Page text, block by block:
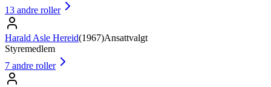
13 andre roller
Harald Asle Hereid(1967)Ansattvalgt
Styremedlem
7 andre roller